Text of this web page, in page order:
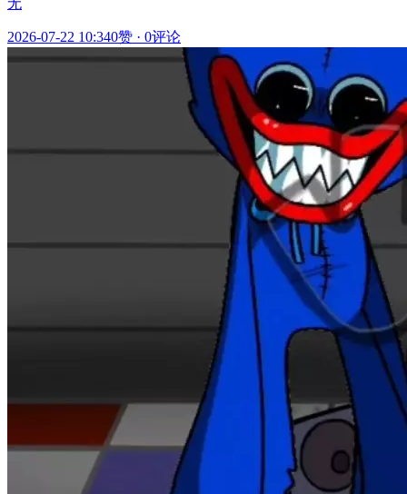
无
2026-07-22 10:340赞 · 0评论